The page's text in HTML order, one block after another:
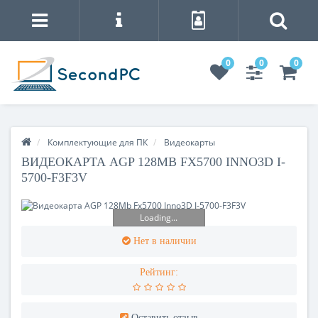
0 0 0
Комплектующие для ПК Видеокарты
ВИДЕОКАРТА AGP 128MB FX5700 INNO3D I-
5700-F3F3V
Loading...
Нет в наличии
Рейтинг: